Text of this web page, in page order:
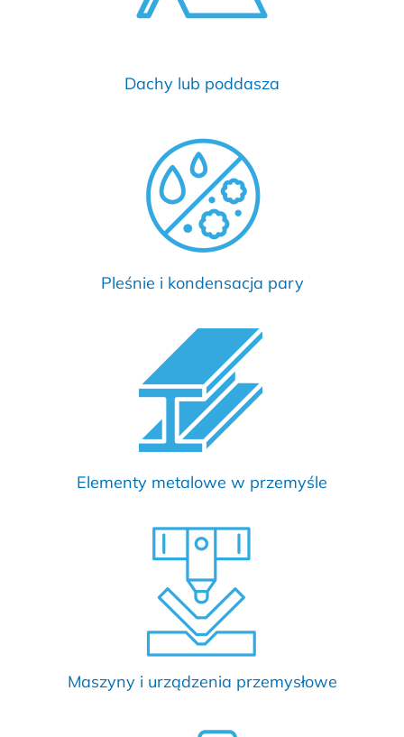
Dachy lub poddasza
Pleśnie i kondensacja pary
Elementy metalowe w przemyśle
Maszyny i urządzenia przemysłowe